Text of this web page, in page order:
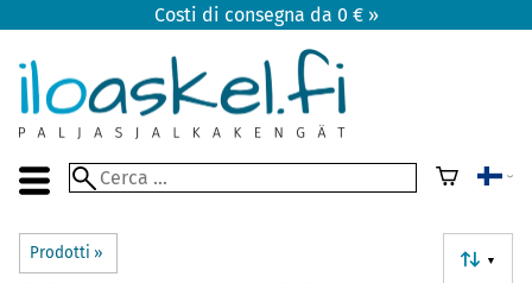
Costi di consegna da 0 € »
Prodotti ‪» ▼